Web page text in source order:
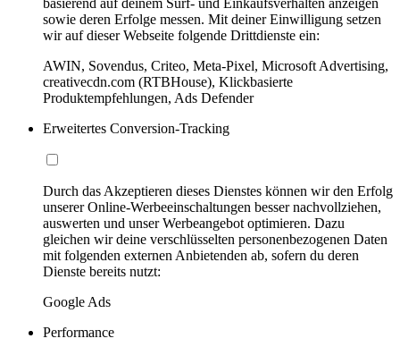
basierend auf deinem Surf- und Einkaufsverhalten anzeigen
sowie deren Erfolge messen. Mit deiner Einwilligung setzen
wir auf dieser Webseite folgende Drittdienste ein:
AWIN, Sovendus, Criteo, Meta-Pixel, Microsoft Advertising,
creativecdn.com (RTBHouse), Klickbasierte
Produktempfehlungen, Ads Defender
Erweitertes Conversion-Tracking
Durch das Akzeptieren dieses Dienstes können wir den Erfolg
unserer Online-Werbeeinschaltungen besser nachvollziehen,
auswerten und unser Werbeangebot optimieren. Dazu
gleichen wir deine verschlüsselten personenbezogenen Daten
mit folgenden externen Anbietenden ab, sofern du deren
Dienste bereits nutzt:
Google Ads
Performance